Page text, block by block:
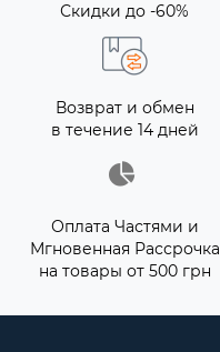
Скидки до -60%
Возврат и обмен
в течение 14 дней
Оплата Частями и
Мгновенная Рассрочка
на товары от 500 грн